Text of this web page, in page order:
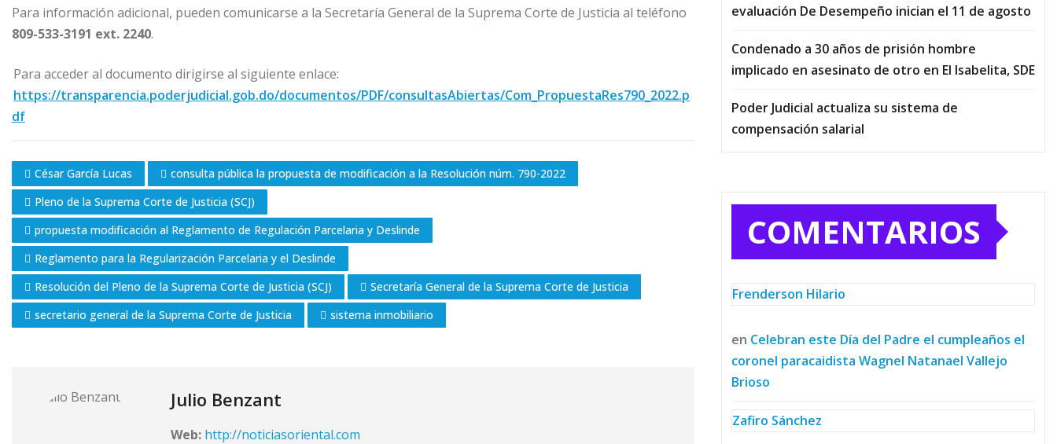
Para información adicional, pueden comunicarse a la Secretaría General de la Suprema Corte de Justicia al teléfono
809-533-3191 ext. 2240.
Para acceder al documento dirigirse al siguiente enlace:
https://transparencia.poderjudicial.gob.do/documentos/PDF/consultasAbiertas/Com_PropuestaRes790_2022.p
df
César García Lucas
consulta pública la propuesta de modificación a la Resolución núm. 790-2022
Pleno de la Suprema Corte de Justicia (SCJ)
propuesta modificación al Reglamento de Regulación Parcelaria y Deslinde
Reglamento para la Regularización Parcelaria y el Deslinde
Resolución del Pleno de la Suprema Corte de Justicia (SCJ)
Secretaría General de la Suprema Corte de Justicia
secretario general de la Suprema Corte de Justicia
sistema inmobiliario
Julio Benzant
Web: http://noticiasoriental.com
evaluación De Desempeño inician el 11 de agosto
Condenado a 30 años de prisión hombre
implicado en asesinato de otro en El Isabelita, SDE
Poder Judicial actualiza su sistema de
compensación salarial
COMENTARIOS
Frenderson Hilario
en Celebran este Día del Padre el cumpleaños el
coronel paracaidista Wagnel Natanael Vallejo
Brioso
Zafiro Sánchez